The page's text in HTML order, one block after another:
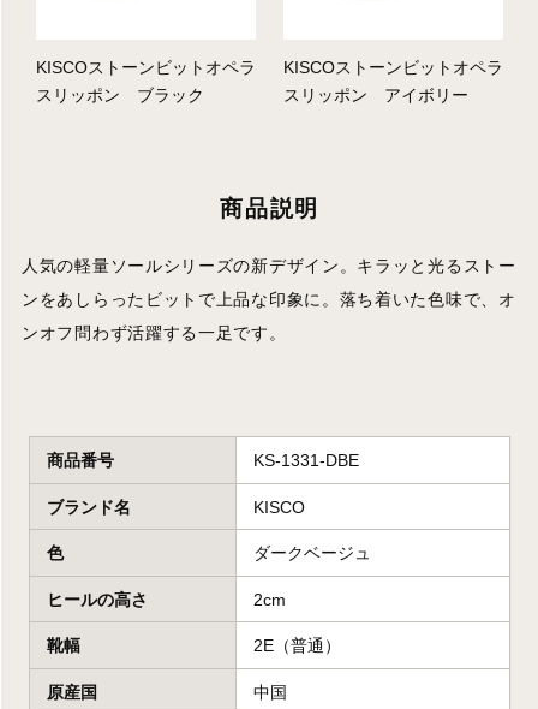
KISCOストーンビットオペラ
スリッポン ブラック
KISCOストーンビットオペラ
スリッポン アイボリー
商品説明
人気の軽量ソールシリーズの新デザイン。キラッと光るストー
ンをあしらったビットで上品な印象に。落ち着いた色味で、オ
ンオフ問わず活躍する一足です。
商品番号 KS-1331-DBE
ブランド名 KISCO
色 ダークベージュ
ヒールの高さ 2cm
靴幅 2E（普通）
原産国 中国